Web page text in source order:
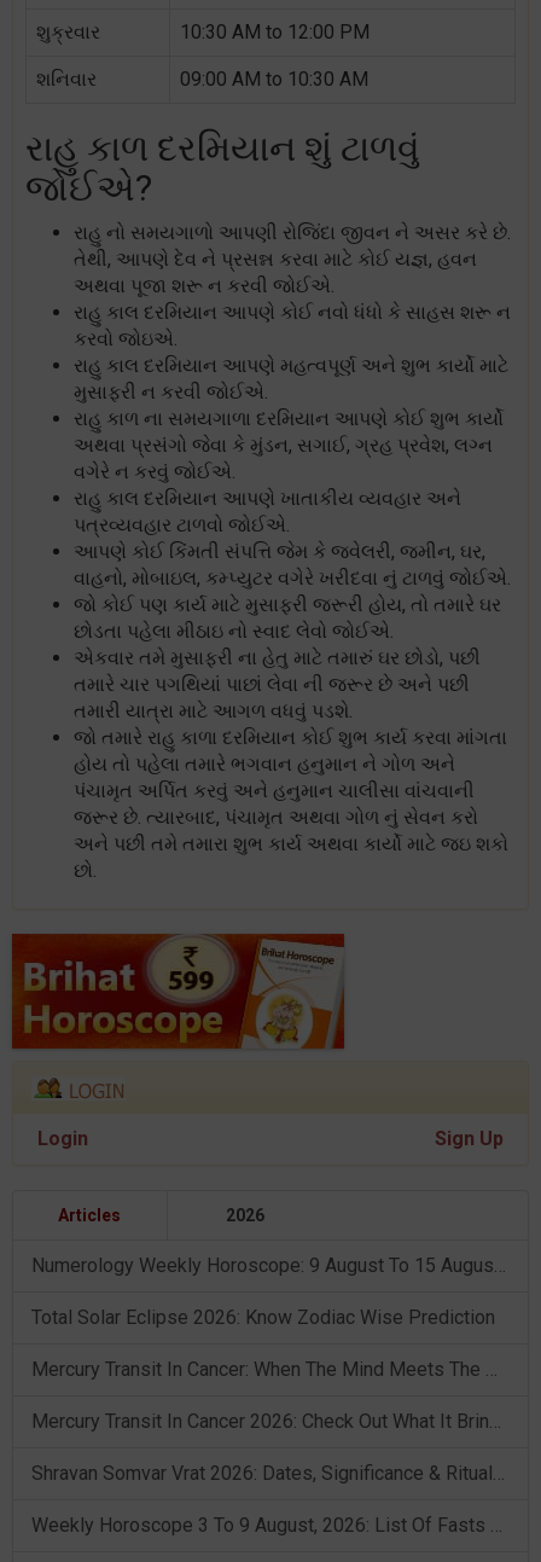
શુક્રવાર 10:30 AM to 12:00 PM
શનિવાર 09:00 AM to 10:30 AM
રાહુ કાળ દરમિયાન શું ટાળવું
જોઈએ?
રાહુ નો સમયગાળો આપણી રોજિંદા જીવન ને અસર કરે છે.
તેથી, આપણે દેવ ને પ્રસન્ન કરવા માટે કોઈ યજ્ઞ, હવન
અથવા પૂજા શરૂ ન કરવી જોઈએ.
રાહુ કાલ દરમિયાન આપણે કોઈ નવો ધંધો કે સાહસ શરૂ ન
કરવો જોઇએ.
રાહુ કાલ દરમિયાન આપણે મહત્વપૂર્ણ અને શુભ કાર્યો માટે
મુસાફરી ન કરવી જોઈએ.
રાહુ કાળ ના સમયગાળા દરમિયાન આપણે કોઈ શુભ કાર્યો
અથવા પ્રસંગો જેવા કે મુંડન, સગાઈ, ગ્રહ પ્રવેશ, લગ્ન
વગેરે ન કરવું જોઈએ.
રાહુ કાલ દરમિયાન આપણે ખાતાકીય વ્યવહાર અને
પત્રવ્યવહાર ટાળવો જોઈએ.
આપણે કોઈ કિંમતી સંપત્તિ જેમ કે જ્વેલરી, જમીન, ઘર,
વાહનો, મોબાઇલ, કમ્પ્યુટર વગેરે ખરીદવા નું ટાળવું જોઈએ.
જો કોઈ પણ કાર્ય માટે મુસાફરી જરૂરી હોય, તો તમારે ઘર
છોડતા પહેલા મીઠાઇ નો સ્વાદ લેવો જોઈએ.
એકવાર તમે મુસાફરી ના હેતુ માટે તમારું ઘર છોડો, પછી
તમારે ચાર પગથિયાં પાછાં લેવા ની જરૂર છે અને પછી
તમારી યાત્રા માટે આગળ વધવું પડશે.
જો તમારે રાહુ કાળા દરમિયાન કોઈ શુભ કાર્ય કરવા માંગતા
હોય તો પહેલા તમારે ભગવાન હનુમાન ને ગોળ અને
પંચામૃત અર્પિત કરવું અને હનુમાન ચાલીસા વાંચવાની
જરૂર છે. ત્યારબાદ, પંચામૃત અથવા ગોળ નું સેવન કરો
અને પછી તમે તમારા શુભ કાર્ય અથવા કાર્યો માટે જઇ શકો
છો.
Login Sign Up
Articles 2026
Numerology Weekly Horoscope: 9 August To 15 August, 2026
Total Solar Eclipse 2026: Know Zodiac Wise Prediction
Mercury Transit In Cancer: When The Mind Meets The Heart!
Mercury Transit In Cancer 2026: Check Out What It Brings For You
Shravan Somvar Vrat 2026: Dates, Significance & Rituals In August
Weekly Horoscope 3 To 9 August, 2026: List Of Fasts & Festivals